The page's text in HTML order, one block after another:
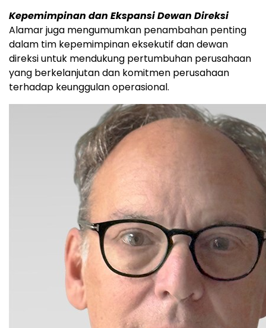
Kepemimpinan dan Ekspansi Dewan Direksi
Alamar juga mengumumkan penambahan penting
dalam tim kepemimpinan eksekutif dan dewan
direksi untuk mendukung pertumbuhan perusahaan
yang berkelanjutan dan komitmen perusahaan
terhadap keunggulan operasional.